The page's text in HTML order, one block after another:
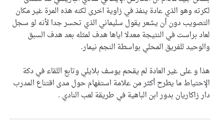
لكرته وهو الذي عادة ينفذ في زاوية اخرى لكنه هذه المرة غير مكان
التصويب دون أن يشعر يقول سليماني الذي تحسر جدا لأنه لو سجل
لعاد براست في النتيجة معدلا اياها هدف لمثله بعد هدف السبق
والوحيد للفريق المحلي بواسطة النجم نيمار.
هذا و على غير العادة لم يقحم يوسف بلايلي وتابع اللقاء في دكة
الإحتياط ما يطرح أكثر من علامة استفهام حول مدى اقتناع المدرب
دار زاكاريان بدور ابن الباهية في طريقة لعب النادي .